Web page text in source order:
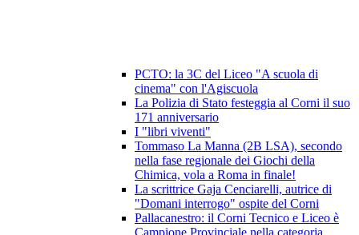
PCTO: la 3C del Liceo "A scuola di
cinema" con l'Agiscuola
La Polizia di Stato festeggia al Corni il suo
171 anniversario
I "libri viventi"
Tommaso La Manna (2B LSA), secondo
nella fase regionale dei Giochi della
Chimica, vola a Roma in finale!
La scrittrice Gaja Cenciarelli, autrice di
"Domani interrogo" ospite del Corni
Pallacanestro: il Corni Tecnico e Liceo è